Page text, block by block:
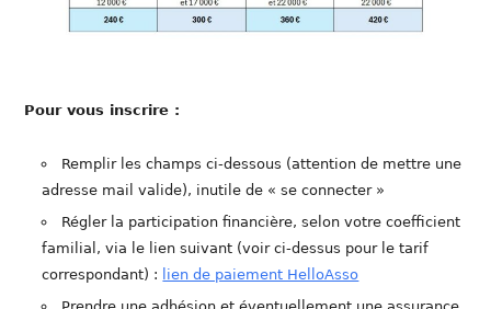
Pour vous inscrire :
Remplir les champs ci-dessous (attention de mettre une
adresse mail valide), inutile de « se connecter »
Régler la participation financière, selon votre coefficient
familial, via le lien suivant (voir ci-dessus pour le tarif
correspondant) :
lien de paiement HelloAsso